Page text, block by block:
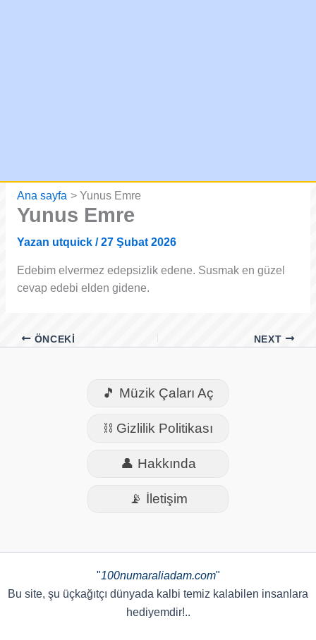
Ana sayfa Yunus Emre
Yunus Emre
Yazan utquick /27 Şubat 2026
Edebim elvermez edepsizlik edene. Susmak en güzel
cevap edebi elden gidene.
ÖNCEKI NEXT
🎵 Müzik Çaları Aç
⛓️ Gizlilik Politikası
👤 Hakkında
📡 İletişim
"100numaraliadam.com"
Bu site, şu üçkağıtçı dünyada kalbi temiz kalabilen insanlara
hediyemdir!..